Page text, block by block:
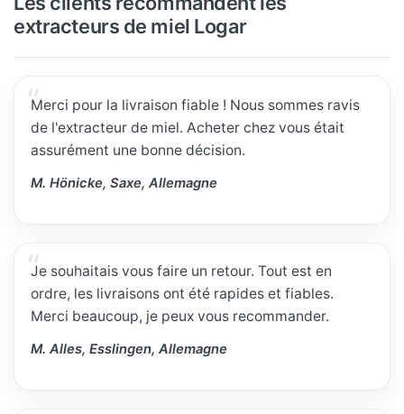
extracteurs de miel Logar
Merci pour la livraison fiable ! Nous sommes ravis
de l'extracteur de miel. Acheter chez vous était
assurément une bonne décision.
M. Hönicke, Saxe, Allemagne
Je souhaitais vous faire un retour. Tout est en
ordre, les livraisons ont été rapides et fiables.
Merci beaucoup, je peux vous recommander.
M. Alles, Esslingen, Allemagne